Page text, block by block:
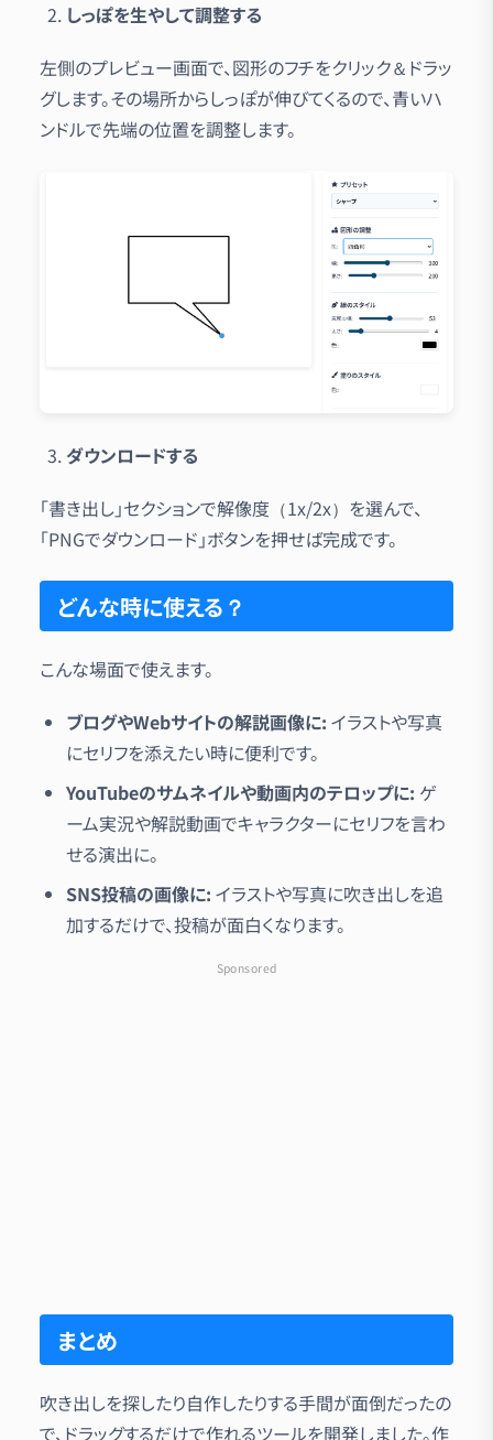
しっぽを生やして調整する
左側のプレビュー画面で、図形のフチをクリック＆ドラッ
グします。その場所からしっぽが伸びてくるので、青いハ
ンドルで先端の位置を調整します。
ダウンロードする
「書き出し」セクションで解像度（1x/2x）を選んで、
「PNGでダウンロード」ボタンを押せば完成です。
どんな時に使える？
こんな場面で使えます。
ブログやWebサイトの解説画像に: イラストや写真
にセリフを添えたい時に便利です。
YouTubeのサムネイルや動画内のテロップに: ゲ
ーム実況や解説動画でキャラクターにセリフを言わ
せる演出に。
SNS投稿の画像に: イラストや写真に吹き出しを追
加するだけで、投稿が面白くなります。
Sponsored
まとめ
吹き出しを探したり自作したりする手間が面倒だったの
で、ドラッグするだけで作れるツールを開発しました。作